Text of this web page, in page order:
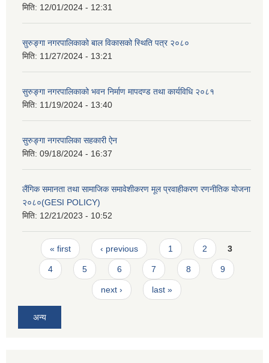
मिति: 12/01/2024 - 12:31
सुरुङ्गा नगरपालिकाको बाल विकासको स्थिति पत्र २०८०
मिति: 11/27/2024 - 13:21
सुरुङ्गा नगरपालिकाको भवन निर्माण मापदण्ड तथा कार्यविधि २०८१
मिति: 11/19/2024 - 13:40
सुरुङ्गा नगरपालिका सहकारी ऐन
मिति: 09/18/2024 - 16:37
लैंगिक समानता तथा सामाजिक समावेशीकरण मूल प्रवाहीकरण रणनीतिक योजना
२०८०(GESI POLICY)
मिति: 12/21/2023 - 10:52
Pages
« first ‹ previous 1 2 3
4 5 6 7 8 9
next › last »
अन्य